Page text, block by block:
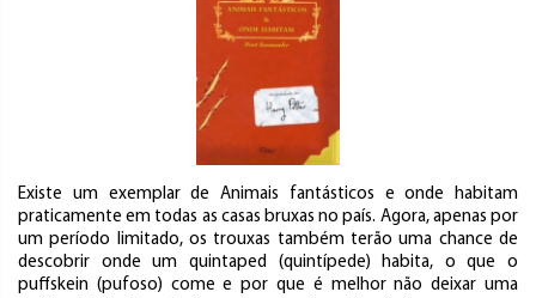
Existe um exemplar de Animais fantásticos e onde habitam
praticamente em todas as casas bruxas no país. Agora, apenas por
um período limitado, os trouxas também terão uma chance de
descobrir onde um quintaped (quintípede) habita, o que o
puffskein (pufoso) come e por que é melhor não deixar uma